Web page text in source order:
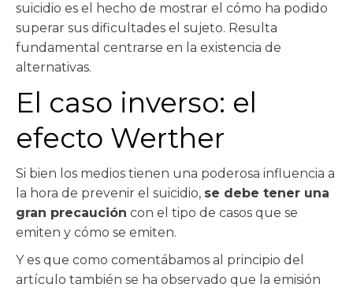
suicidio es el hecho de mostrar el cómo ha podido
superar sus dificultades el sujeto. Resulta
fundamental centrarse en la existencia de
alternativas.
El caso inverso: el
efecto Werther
Si bien los medios tienen una poderosa influencia a
la hora de prevenir el suicidio, se debe tener una
gran precaución con el tipo de casos que se
emiten y cómo se emiten.
Y es que como comentábamos al principio del
artículo también se ha observado que la emisión